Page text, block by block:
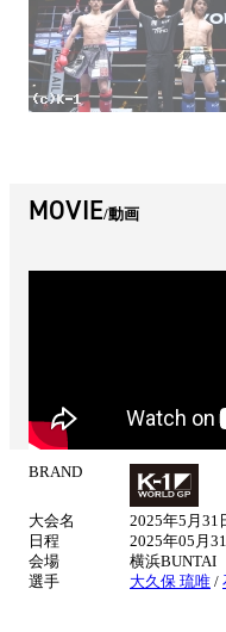
MOVIE 動画
BRAND
大会名
2025年5月31
日程
2025年05月
会場
横浜BUNTAI
選手
大久保 琉唯 /